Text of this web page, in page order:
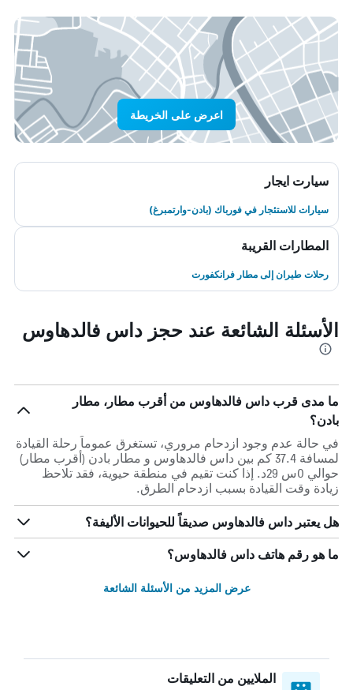
اعرض على الخريطة
سيارت ايجار
سيارات للاستئجار في فورباك (بادن-وارتمبرغ)
المطارات القريبة
رحلات طيران إلى مطار فرانكفورت
الأسئلة الشائعة عند حجز داس فالدهاوس
ما مدى قرب داس فالدهاوس من أقرب مطار، مطار
بادن؟
في حالة عدم وجود ازدحام مروري، تستغرق عموماً رحلة القيادة
لمسافة 37.4 كم بين داس فالدهاوس و مطار بادن (أقرب مطار)
حوالي 0س 29د. إذا كنت تقيم في منطقة حيوية، فقد تلاحظ
زيادة وقت القيادة بسبب ازدحام الطرق.
هل يعتبر داس فالدهاوس صديقاً للحيوانات الأليفة؟
ما هو رقم هاتف داس فالدهاوس؟
عرض المزيد من الأسئلة الشائعة
الملايين من التعليقات